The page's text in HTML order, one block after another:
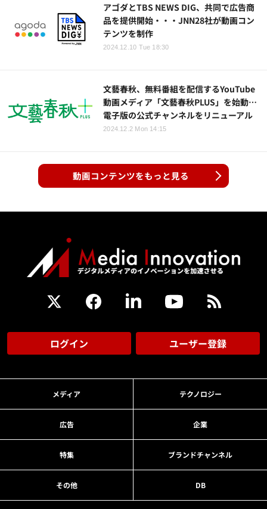
アゴダとTBS NEWS DIG、共同で広告商
品を提供開始・・・JNN28社が動画コン
テンツを制作
2024.12.10 Tue 18:30
文藝春秋、無料番組を配信するYouTube
動画メディア「文藝春秋PLUS」を始動…
電子版の公式チャンネルをリニューアル
2024.12.2 Mon 14:15
動画コンテンツをもっと見る
ログイン ユーザー登録
メディア テクノロジー
広告 企業
特集 ブランドチャンネル
その他 DB